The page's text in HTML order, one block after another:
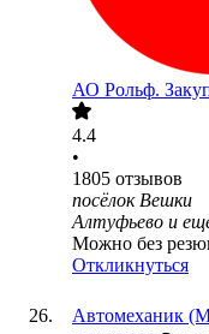
АО Рольф.
4.4
•
1805 отзывов
посёлок Вешки
Алтуфьево и
Можно без
Откликнуться
Автомеханик